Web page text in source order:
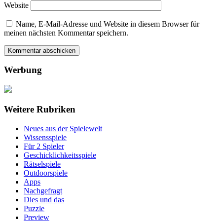
Website
Name, E-Mail-Adresse und Website in diesem Browser für
meinen nächsten Kommentar speichern.
Werbung
Weitere Rubriken
Neues aus der Spielewelt
Wissensspiele
Für 2 Spieler
Geschicklichkeitsspiele
Rätselspiele
Outdoorspiele
Apps
Nachgefragt
Dies und das
Puzzle
Preview